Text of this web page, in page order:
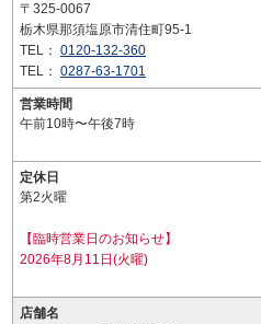
〒325-0067
栃木県那須塩原市清住町95-1
TEL： 0120-132-360
TEL： 0287-63-1701
営業時間
午前10時〜午後7時
定休日
第2火曜
【臨時営業日のお知らせ】
2026年8月11日(火曜)
店舗名